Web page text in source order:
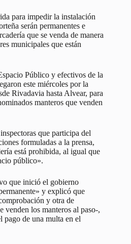
para impedir la instalación
serán permanentes e
que se venda de manera
municipales que están
Público y efectivos de la
este miércoles por la
Rivadavia hasta Alvear, para
manteros que venden
que participa del
formuladas a la prensa,
está prohibida, al igual que
público».
que inició el gobierno
y explicó que
y otra de
venden los manteros al paso-,
pago de una multa en el